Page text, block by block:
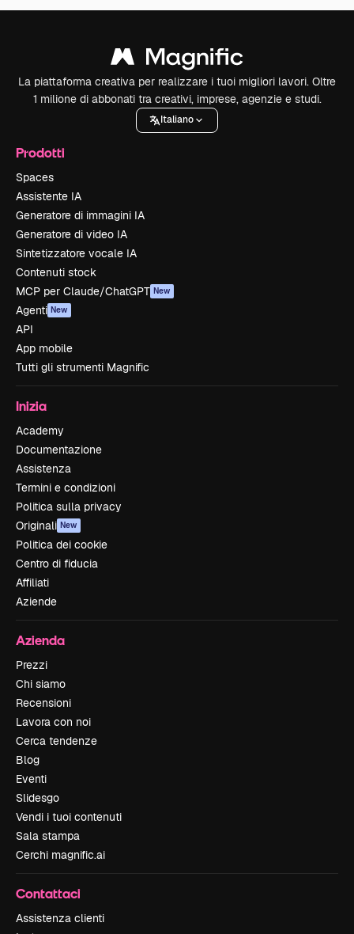
La piattaforma creativa per realizzare i tuoi migliori lavori. Oltre
1 milione di abbonati tra creativi, imprese, agenzie e studi.
Italiano
Prodotti
Spaces
Assistente IA
Generatore di immagini IA
Generatore di video IA
Sintetizzatore vocale IA
Contenuti stock
MCP per Claude/ChatGPT New
Agenti New
API
App mobile
Tutti gli strumenti Magnific
Inizia
Academy
Documentazione
Assistenza
Termini e condizioni
Politica sulla privacy
Originali New
Politica dei cookie
Centro di fiducia
Affiliati
Aziende
Azienda
Prezzi
Chi siamo
Recensioni
Lavora con noi
Cerca tendenze
Blog
Eventi
Slidesgo
Vendi i tuoi contenuti
Sala stampa
Cerchi magnific.ai
Contattaci
Assistenza clienti